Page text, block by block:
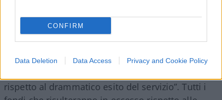
CONFIRM
Data Deletion Data Access Privacy and Cookie Policy
giudiziariee soprattutto economiche, e le
difficoltà economiche, che scaturiranno in
dovrà necessariamente sostenere per la sua
rispetto al drammatico esito del servizio”. Tutti i